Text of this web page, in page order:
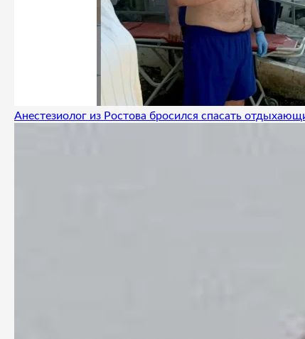
Анестезиолог из Ростова бросился спасать